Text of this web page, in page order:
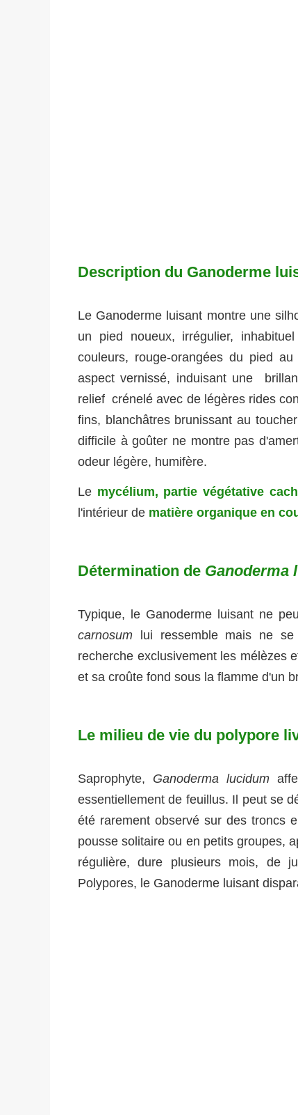
Description du Ganoderme
Le Ganoderme luisant montre une
un pied noueux, irrégulier,
couleurs, rouge-orangées du pied
aspect vernissé, induisant une
relief crénelé avec de légères rides
fins, blanchâtres brunissant au
difficile à goûter ne montre pas
odeur légère, humifère.
Le mycélium, partie végétative
l'intérieur de matière organique en
Détermination de Ganoderma
Typique, le Ganoderme luisant ne
carnosum lui ressemble mais ne
recherche exclusivement les mélèzes
et sa croûte fond sous la flamme d'un
Le milieu de vie du polypore
Saprophyte, Ganoderma lucidum
essentiellement de feuillus. Il peut se
été rarement observé sur des troncs
pousse solitaire ou en petits groupes,
régulière, dure plusieurs mois, de
Polypores, le Ganoderme luisant